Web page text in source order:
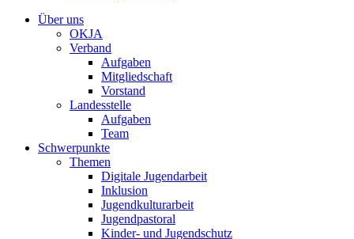
Über uns
OKJA
Verband
Aufgaben
Mitgliedschaft
Vorstand
Landesstelle
Aufgaben
Team
Schwerpunkte
Themen
Digitale Jugendarbeit
Inklusion
Jugendkulturarbeit
Jugendpastoral
Kinder- und Jugendschutz